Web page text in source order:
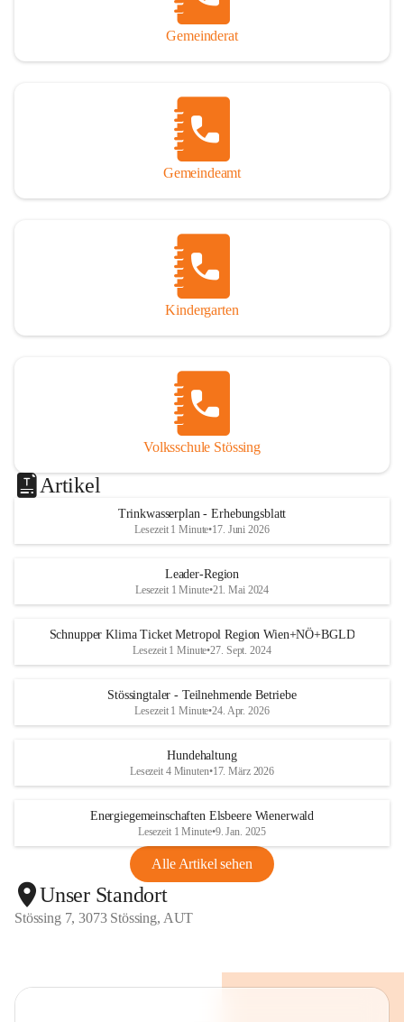
Gemeinderat
Gemeindeamt
Kindergarten
Volksschule Stössing
Artikel
Trinkwasserplan - Erhebungsblatt
Lesezeit 1 Minute•17. Juni 2026
Leader-Region
Lesezeit 1 Minute•21. Mai 2024
Schnupper Klima Ticket Metropol Region Wien+NÖ+BGLD
Lesezeit 1 Minute•27. Sept. 2024
Stössingtaler - Teilnehmende Betriebe
Lesezeit 1 Minute•24. Apr. 2026
Hundehaltung
Lesezeit 4 Minuten•17. März 2026
Energiegemeinschaften Elsbeere Wienerwald
Lesezeit 1 Minute•9. Jan. 2025
Alle Artikel sehen
Unser Standort
Stössing 7, 3073 Stössing, AUT